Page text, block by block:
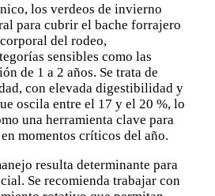
los verdeos de invierno
para cubrir el bache forrajero
del rodeo,
sensibles como las
de 1 a 2 años. Se trata de
con elevada digestibilidad y
oscila entre el 17 y el 20 %, lo
una herramienta clave para
momentos críticos del año.
resulta determinante para
Se recomienda trabajar con